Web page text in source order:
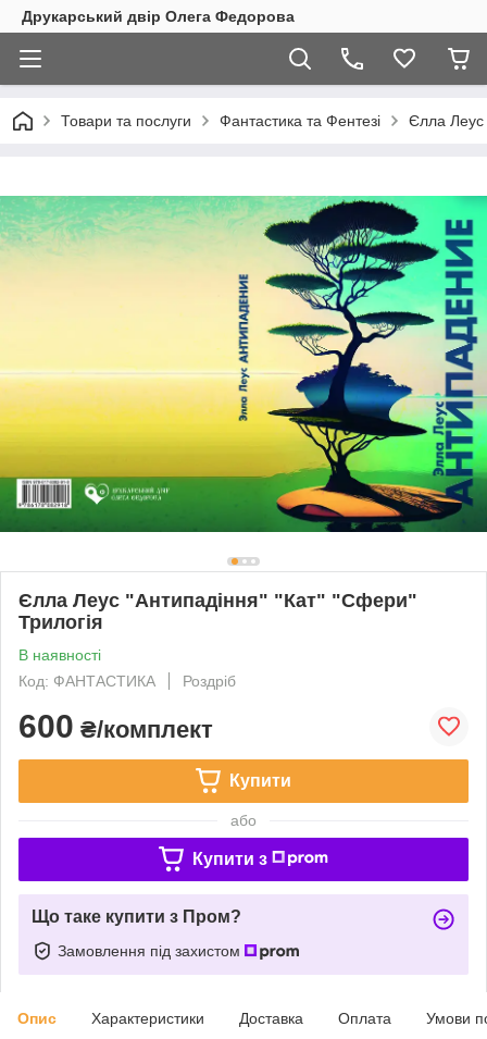
Друкарський двір Олега Федорова
Товари та послуги Фантастика та Фентезі Єлла Леус
Єлла Леус "Антипадіння" "Кат" "Сфери"
Трилогія
В наявності
Код: ФАНТАСТИКА
Роздріб
600 ₴/комплект
Купити
або
Купити з
Що таке купити з Пром?
Замовлення під захистом
Опис Характеристики Доставка Оплата Умови